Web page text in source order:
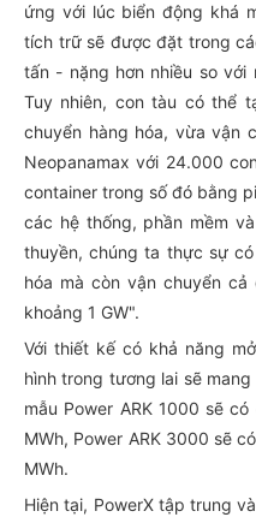
ứng với lúc biển động khá
tích trữ sẽ được đặt trong
tấn - nặng hơn nhiều so với
Tuy nhiên, con tàu có thể
chuyển hàng hóa, vừa vận
Neopanamax với 24.000
container trong số đó bằng
các hệ thống, phần mềm
thuyền, chúng ta thực sự
hóa mà còn vận chuyển
khoảng 1 GW".
Với thiết kế có khả năng
hình trong tương lai sẽ
mẫu Power ARK 1000 sẽ
MWh, Power ARK 3000 sẽ
MWh.
Hiện tại, PowerX tập trung